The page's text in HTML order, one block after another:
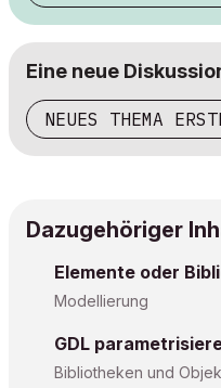
Eine neue
NEUES THEMA
Dazugehöriger
Elemente oder
Modellierung
GDL
Bibliotheken und